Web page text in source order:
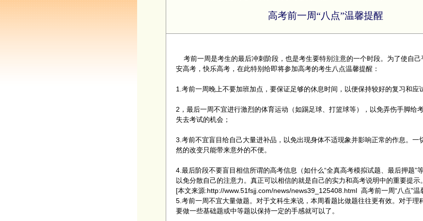
高考前一周“八点”温馨提醒
考前一周是考生的最后冲刺阶段，也是考生要特别注意的一个时段。为了使自己
安高考，快乐高考，在此特别给即将参加高考的考生八点温馨提醒：
1.考前一周晚上不要加班加点，要保证足够的休息时间，以便保持较好的复习和应
2，最后一周不宜进行激烈的体育运动（如踢足球、打篮球等），以免弄伤手脚给
失去考试的机会；
3.考前不宜盲目给自己大量进补品，以免出现身体不适现象并影响正常的作息。一
然的改变只能带来意外的不便。
4.最后阶段不要盲目相信所谓的高考信息（如什么“全真高考模拟试题、最后押题”
以免分散自己的注意力。真正可以相信的就是自己的实力和高考说明中的重要提示。
[本文来源:http://www.51fsjj.com/news/news39_125408.html 高考前一周“八点”温
5.考前一周不宜大量做题。对于文科生来说，本周看题比做题往往更有效。对于理
要做一些基础题或中等题以保持一定的手感就可以了。